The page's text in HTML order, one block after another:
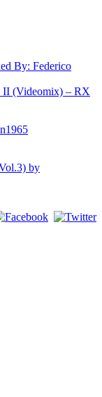
By: Federico
II (Videomix) – RX
by